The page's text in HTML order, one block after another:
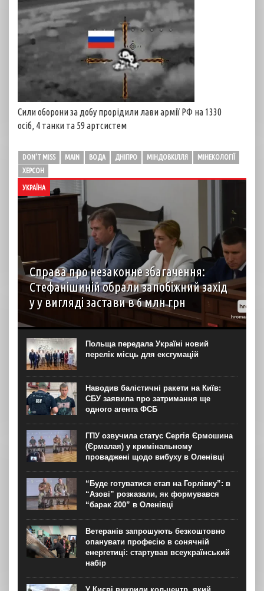
Сили оборони за добу прорідили лави армії РФ на 1330
осіб, 4 танки та 59 артсистем
DON'T MISS MAIN ВОДА ДНІПРО МІНДОВКІЛЛЯ
МІНЕКОЛОГІЇ
ХЕРСОН
УКРАЇНА
Справа про незаконне збагачення:
Стефанішиній обрали запобіжний захід
у у вигляді застави в 6 млн грн
Колишній посолці України у США Ользі Стефанішиній
обрали запобіжний захід – заставу розміром 6 мільйонів
гривень в межах справи про незаконне збагачення. Про
це зранку 6 серпня повідомляє “Громадське”....
Польща передала Україні новий
перелік місць для ексгумацій
Наводив балістичні ракети на Київ:
СБУ заявила про затримання ще
одного агента ФСБ
ГПУ озвучила статус Сергія Єрмошина
(Єрмалая) у кримінальному
проваджені щодо вибуху в Оленівці
“Буде готуватися етап на Горлівку”: в
“Азові” розказали, як формувався
“барак 200” в Оленівці
Ветеранів запрошують безкоштовно
опанувати професію в сонячній
енергетиці: стартував всеукраїнський
набір